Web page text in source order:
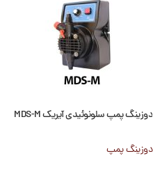
دوزینگ پمپ سلونوئیدی آیریک MDS-M
دوزینگ پمپ